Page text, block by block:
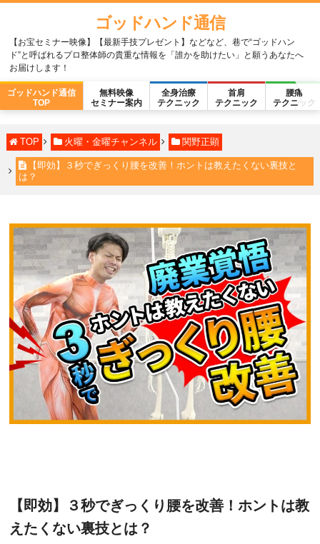
ゴッドハンド通信
【お宝セミナー映像】【最新手技プレゼント】などなど、巷で“ゴッドハン
ド”と呼ばれるプロ整体師の貴重な情報を「誰かを助けたい」と願うあなたへ
お届けします！
ゴッドハンド通信
TOP
無料映像
セミナー案内
全身治療
テクニック
首肩
テクニック
腰痛
テクニック
TOP 火曜・金曜チャンネル 関野正顕
【即効】３秒でぎっくり腰を改善！ホントは教えたくない裏技と
は？
【即効】３秒でぎっくり腰を改善！ホントは教
えたくない裏技とは？